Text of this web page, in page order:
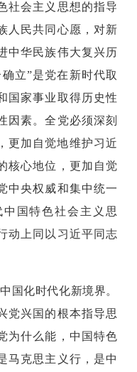
社会主义思想的指导
人民共同心愿，对新
中华民族伟大复兴历
立”是党在新时代取
国家事业取得历史性
因素。全党必须深刻
更加自觉地维护习近
核心地位，更加自觉
中央权威和集中统一
国特色社会主义思
动上同以习近平同志
化时代化新境界。
党兴国的根本指导思
为什么能，中国特色
马克思主义行，是中